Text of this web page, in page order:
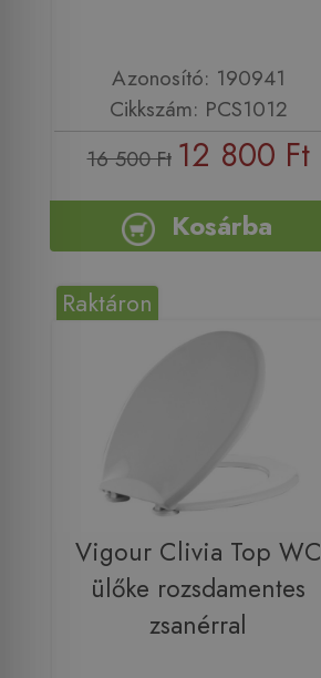
Azonosító: 190941
Cikkszám: PCS1012
16 500 Ft 12 800 Ft
Kosárba
Raktáron
Vigour Clivia Top WC
ülőke rozsdamentes
zsanérral